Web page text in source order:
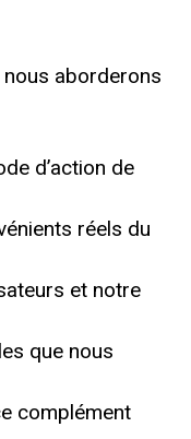
aborderons
d’action de
réels du
et notre
que nous
complément